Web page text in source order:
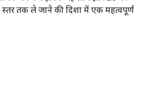
स्तर तक ले जाने की दिशा में एक महत्वपूर्ण